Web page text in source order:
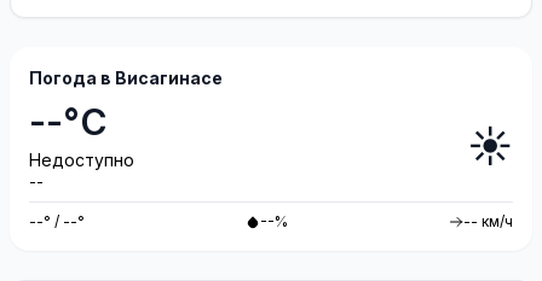
Погода в Висагинасе
--°C
Недоступно
--
☀️
--° / --° --% -- км/ч